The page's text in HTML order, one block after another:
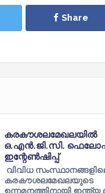
Share
കരകൗശലമേഖലയിൽ
ഒ.എൻ.ജി.സി.
ഇന്റേൺഷിപ്പ്
വിവിധ
കരകൗശലമേഖലയുടെ
ഉന്നമനത്തിനായി ഇന്ത്യ